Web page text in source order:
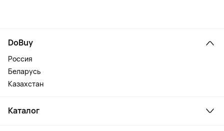
DoBuy
Россия
Беларусь
Казахстан
Каталог